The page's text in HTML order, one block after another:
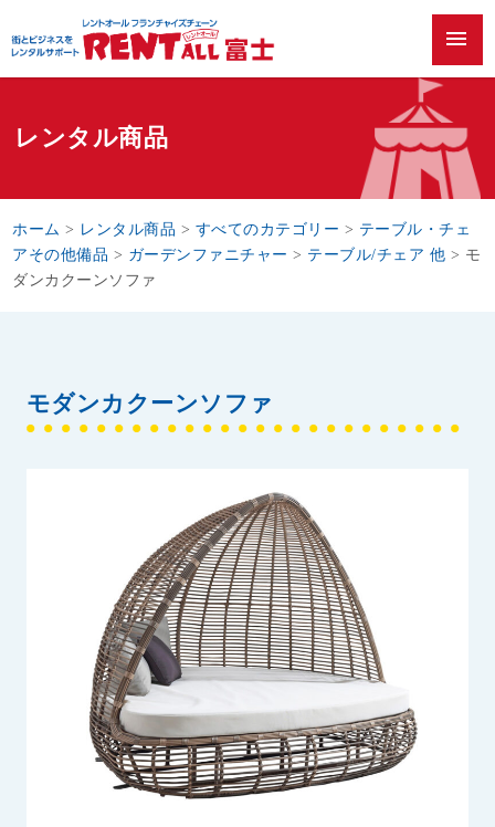
menu
レンタル商品
ホーム > レンタル商品 > すべてのカテゴリー > テーブル・チェ
アその他備品 > ガーデンファニチャー > テーブル/チェア 他 > モ
ダンカクーンソファ
モダンカクーンソファ